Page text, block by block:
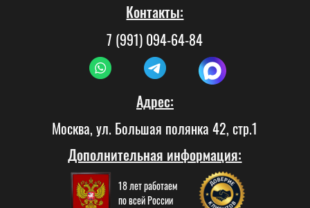
Контакты:
7 (991) 094-64-84
Адрес:
Москва, ул. Большая полянка 42, стр.1
Дополнительная информация:
18 лет работаем
по всей России